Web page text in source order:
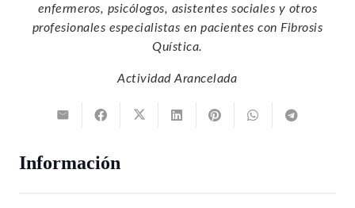
enfermeros, psicólogos, asistentes sociales y otros
profesionales especialistas en pacientes con Fibrosis
Quística.
Actividad Arancelada
Información